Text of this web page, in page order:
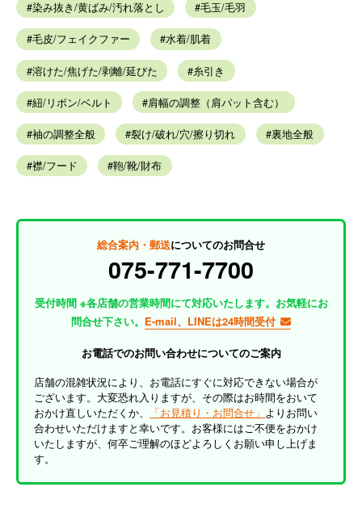
染み抜き/黄ばみ/汚れ落とし 毛玉/毛羽
毛皮/フェイクファー 水着/肌着
溶けた/焦げた/剥離/延びた 糸引き
紐/リボン/ベルト 肩幅の調整（肩パット含む）
袖の調整全般 裂け/破れ/穴/擦り切れ 裏地全般
襟/フード 鞄/靴/財布
総合案内・郵送についてのお問合せ
075-771-7700
受付時間 ※各店舗の営業時間にて対応いたします。お気軽にお
問合せ下さい。 E-mail、LINEは24時間受付
お電話でのお問い合わせについてのご案内
店舗の混雑状況により、お電話にすぐに対応できない場合が
ございます。大変恐れ入りますが、その際はお時間をおいて
おかけ直しいただくか、
「お見積り・お問合せ」 よりお問い
合わせいただけますと幸いです。お客様にはご不便をおかけ
いたしますが、何卒ご理解のほどよろしくお願い申し上げま
す。